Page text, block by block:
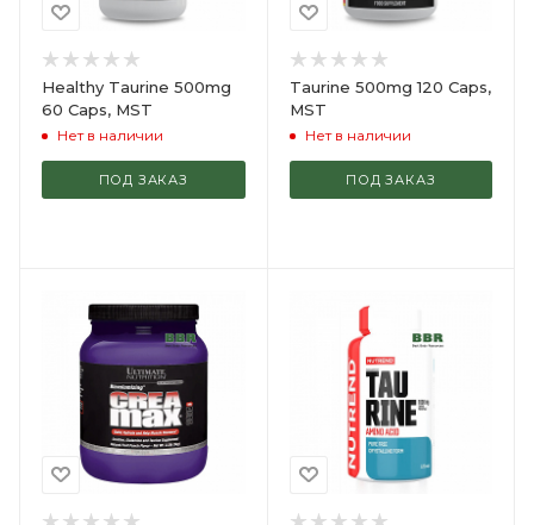
Healthy Taurine 500mg
60 Caps, MST
Нет в наличии
ПОД ЗАКАЗ
Taurine 500mg 120 Caps,
MST
Нет в наличии
ПОД ЗАКАЗ